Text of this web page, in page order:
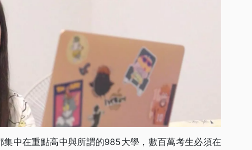
中在重點高中與所謂的985大學，數百萬考生必須在